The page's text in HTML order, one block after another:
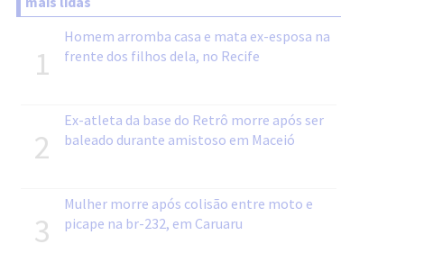
1
Homem arromba casa e mata ex-esposa na
frente dos filhos dela, no Recife
2
Ex-atleta da base do Retrô morre após ser
baleado durante amistoso em Maceió
3
Mulher morre após colisão entre moto e
picape na br-232, em Caruaru